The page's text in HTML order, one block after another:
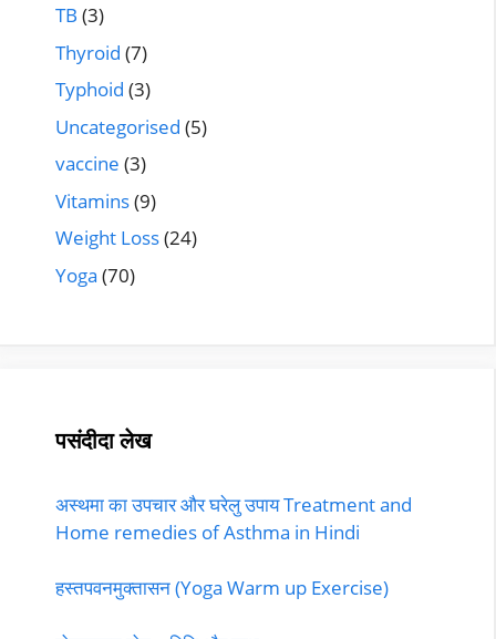
TB (3)
Thyroid (7)
Typhoid (3)
Uncategorised (5)
vaccine (3)
Vitamins(9)
Weight Loss(24)
Yoga (70)
पसंदीदा लेख
अस्थमा का उपचार और घरेलु उपाय Treatment and
Home remedies of Asthma in Hindi
हस्तपवनमुक्तासन (Yoga Warm up Exercise)